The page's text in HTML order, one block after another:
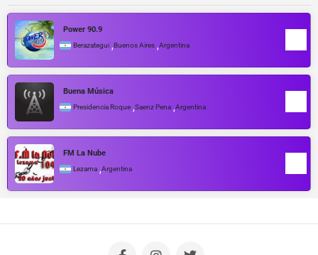
Power 90.9
Berazategui ,Buenos Aires ,Argentina
Buena Música
Presidencia Roque ,Saenz Pena ,Argentina
FM La Nube
Lezama ,Argentina